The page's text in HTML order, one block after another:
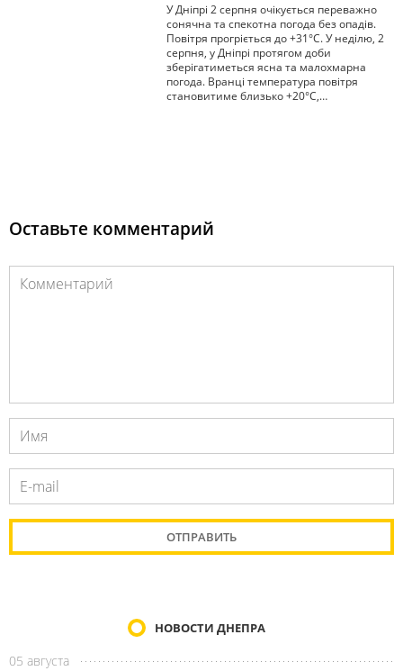
У Дніпрі 2 серпня очікується переважно
сонячна та спекотна погода без опадів.
Повітря прогріється до +31°С. У неділю, 2
серпня, у Дніпрі протягом доби
зберігатиметься ясна та малохмарна
погода. Вранці температура повітря
становитиме близько +20°С,…
Оставьте комментарий
НОВОСТИ ДНЕПРА
05 августа